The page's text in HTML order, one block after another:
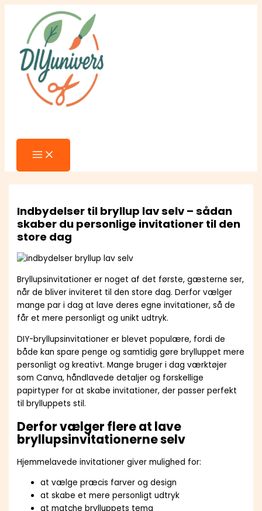
Gå
indholdet
Indbydelser til bryllup lav selv – sådan
skaber du personlige invitationer til den
store dag
Bryllupsinvitationer er noget af det første, gæsterne ser,
når de bliver inviteret til den store dag. Derfor vælger
mange par i dag at lave deres egne invitationer, så de
får et mere personligt og unikt udtryk.
DIY-bryllupsinvitationer er blevet populære, fordi de
både kan spare penge og samtidig gøre brylluppet mere
personligt og kreativt. Mange bruger i dag værktøjer
som Canva, håndlavede detaljer og forskellige
papirtyper for at skabe invitationer, der passer perfekt
til brylluppets stil.
Derfor vælger flere at lave
bryllupsinvitationerne selv
Hjemmelavede invitationer giver mulighed for:
at vælge præcis farver og design
at skabe et mere personligt udtryk
at matche brylluppets tema